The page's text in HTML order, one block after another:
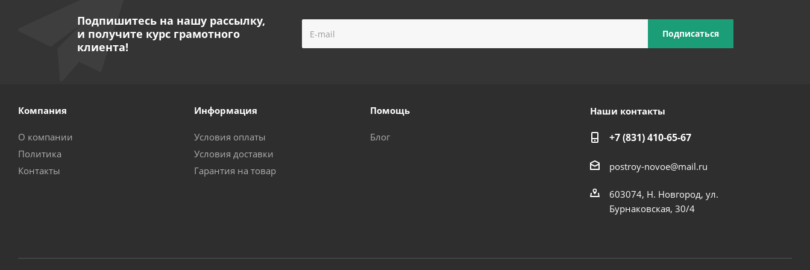
Подпишитесь на нашу рассылку,
и получите курс грамотного
клиента!
Компания
О компании
Политика
Контакты
Информация
Условия оплаты
Условия доставки
Гарантия на товар
Помощь
Блог
Наши контакты
+7 (831) 410-65-67
postroy-novoe@mail.ru
603074, Н. Новгород, ул.
Бурнаковская, 30/4